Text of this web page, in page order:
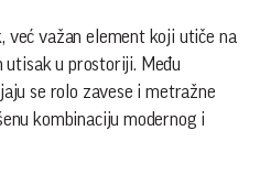
već važan element koji utiče na
u prostoriji. Među
se rolo zavese i metražne
kombinaciju modernog i